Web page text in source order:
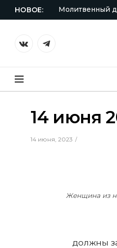
НОВОЕ: Молитвенный
VKontakteTelegram
14 июня
14 июня, 2023
Женщина из
должны